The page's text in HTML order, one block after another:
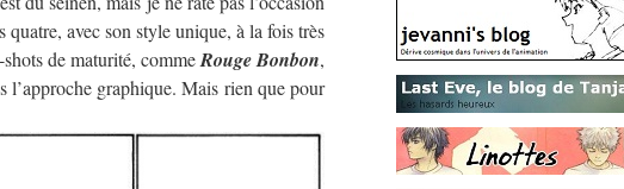
avec son style unique, à la fois très
de maturité, commeRouge Bonbon,
graphique. Mais rien que pour